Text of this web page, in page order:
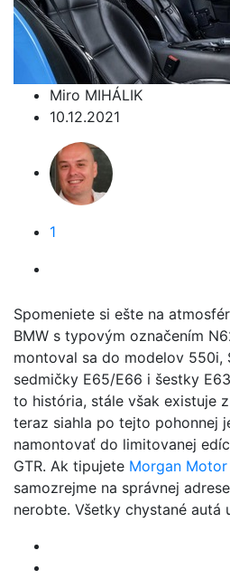
Miro MIHÁLIK
10.12.2021
1
Spomeniete si ešte na
BMW s typovým označením
montoval sa do modelov 550i,
sedmičky E65/E66 i šestky
to história, stále však existuje
teraz siahla po tejto pohonnej
namontovať do limitovanej
GTR. Ak tipujete Morgan
samozrejme na správnej
nerobte. Všetky chystané autá